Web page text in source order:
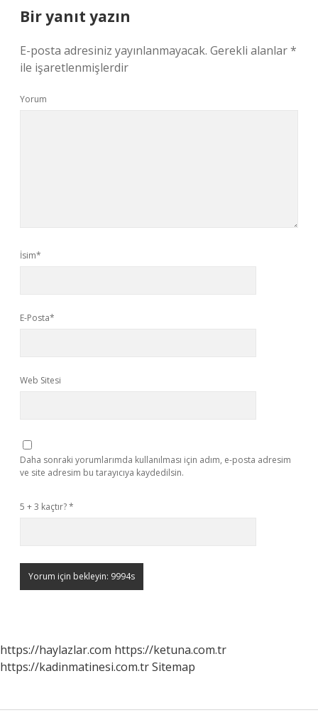
Bir yanıt yazın
E-posta adresiniz yayınlanmayacak. Gerekli alanlar*
ile işaretlenmişlerdir
Yorum
İsim*
E-Posta*
Web Sitesi
Daha sonraki yorumlarımda kullanılması için adım, e-posta adresim
ve site adresim bu tarayıcıya kaydedilsin.
5 + 3 kaçtır?*
https://haylazlar.com https://ketuna.com.tr
https://kadinmatinesi.com.trSitemap